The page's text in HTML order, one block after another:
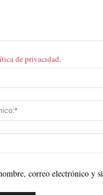
de privacidad.
correo electrónico y